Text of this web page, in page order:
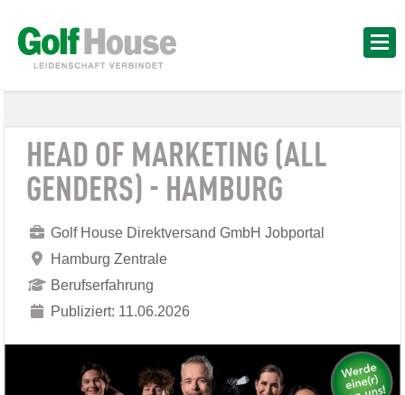
HEAD OF MARKETING (ALL
GENDERS) - HAMBURG
Golf House Direktversand GmbH Jobportal
Hamburg Zentrale
Berufserfahrung
Publiziert: 11.06.2026